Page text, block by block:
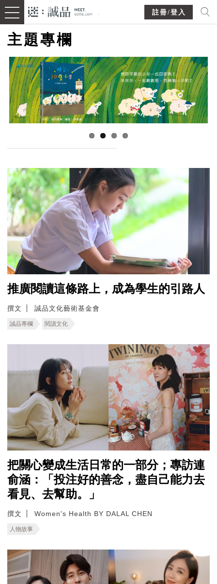
註冊/登入
主題專欄
推廣閱讀這條路上，成為學生的引路人
撰文 誠品文化藝術基金會
誠品專欄 閱讀文化
把關心變成生活日常的一部分；專訪連
俞涵：「投注好的善念，盡自己能力去
看見、去幫助。」
撰文 Women's Health BY DALAL CHEN
人物故事